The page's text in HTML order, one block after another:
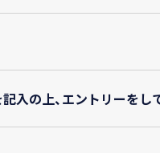
入の上、エントリーをし